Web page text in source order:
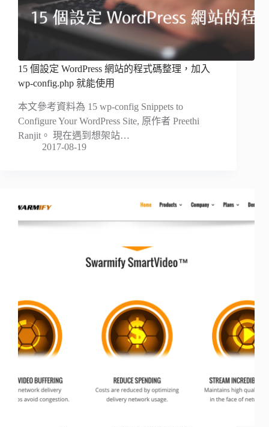
15 個設定 WordPress 網站的程式碼整理，加入
wp-config.php 就能使用
本文參考資料為 15 wp-config Snippets to
Configure Your WordPress Site, 原作者 Preethi
Ranjit。 現在遇到想架站…
2017-08-19